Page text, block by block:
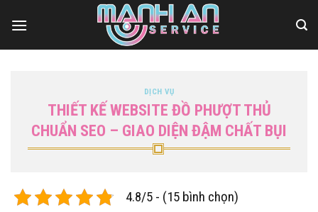
qua
DỊCH VỤ
THIẾT KẾ WEBSITE ĐỒ PHƯỢT THỦ
CHUẨN SEO – GIAO DIỆN ĐẬM CHẤT BỤI
4.8/5 - (15 bình chọn)